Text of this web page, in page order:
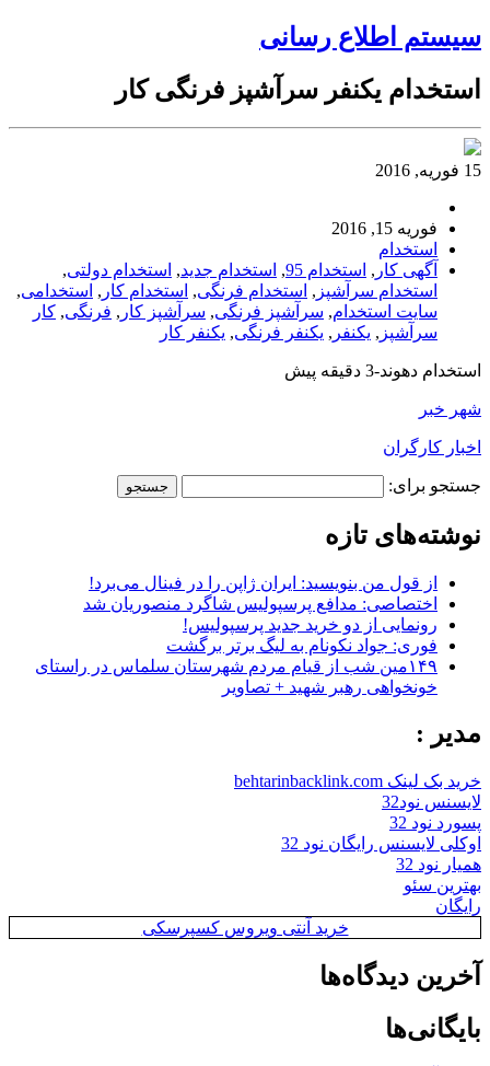
سیستم اطلاع رسانی
استخدام یکنفر سرآشپز فرنگی کار
15 فوریه, 2016
فوریه 15, 2016
استخدام
آگهی کار , استخدام 95 , استخدام جدید, استخدام دولتی,
استخدام سرآشپز , استخدام فرنگی, استخدام کار , استخدامی,
سایت استخدام, سرآشپز فرنگی, سرآشپز کار , فرنگی, کار
سرآشپز , یکنفر , یکنفر فرنگی, یکنفر کار
استخدام دهوند-3 دقیقه پیش
شهر خبر
اخبار کارگران
جستجو برای:
نوشته‌های تازه
از قول من بنویسید: ایران ژاپن را در فینال می‌برد!
اختصاصی: مدافع پرسپولیس شاگرد منصوریان شد
رونمایی از دو خرید جدید پرسپولیس!
فوری: جواد نکونام به لیگ برتر برگشت
۱۴۹مین شب از قیام مردم شهرستان سلماس در راستای
خونخواهی رهبر شهید + تصاویر
مدیر :
خرید بک لینک behtarinbacklink.com
لایسنس نود32
پسورد نود 32
اوکلی لایسنس رایگان نود 32
همیار نود 32
بهترین سئو
رایگان
خرید آنتی ویروس کسپرسکی
آخرین دیدگاه‌ها
بایگانی‌ها